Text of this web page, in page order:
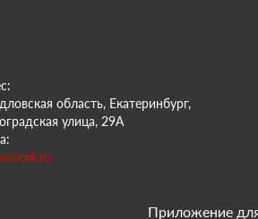
область, Екатеринбург,
улица, 29А
Приложение